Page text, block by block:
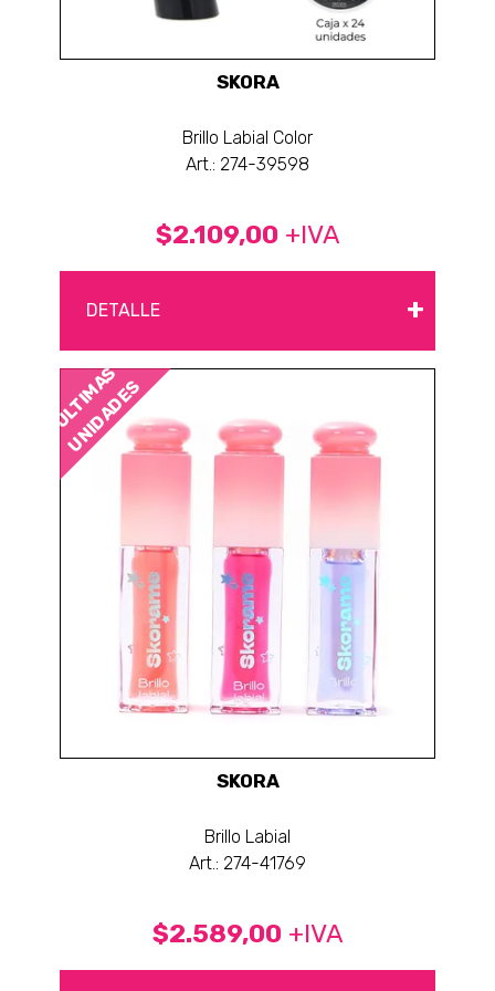
SKORA
Brillo Labial Color
Art.: 274-39598
$2.109,00 +IVA
DETALLE +
ÚLTIMAS
UNIDADES
SKORA
Brillo Labial
Art.: 274-41769
$2.589,00 +IVA